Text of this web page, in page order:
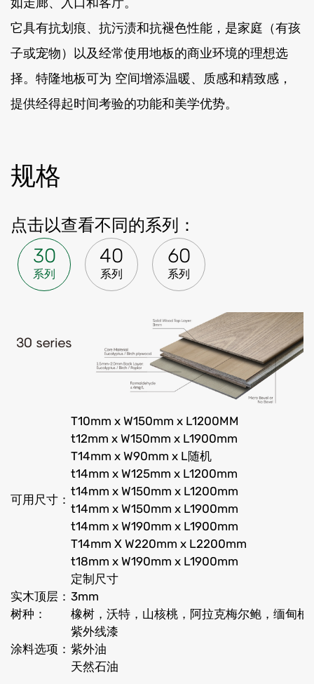
它具有抗划痕、抗污渍和抗褪色性能，是家庭（有孩
子或宠物）以及经常使用地板的商业环境的理想选
择。特隆地板可为 空间增添温暖、质感和精致感，
提供经得起时间考验的功能和美学优势。
规格
点击以查看不同的系列：
30
系列
40
系列
60
系列
可用尺寸：
T10mm x W150mm x L1200MM
t12mm x W150mm x L1900mm
T14mm x W90mm x L随机
t14mm x W125mm x L1200mm
t14mm x W150mm x L1200mm
t14mm x W150mm x L1900mm
t14mm x W190mm x L1900mm
T14mm X W220mm x L2200mm
t18mm x W190mm x L1900mm
定制尺寸
实木顶层： 3mm
树种：
橡树，沃特，山核桃，阿拉克梅尔鲍，缅甸柚
涂料选项：
紫外线漆
紫外油
天然石油